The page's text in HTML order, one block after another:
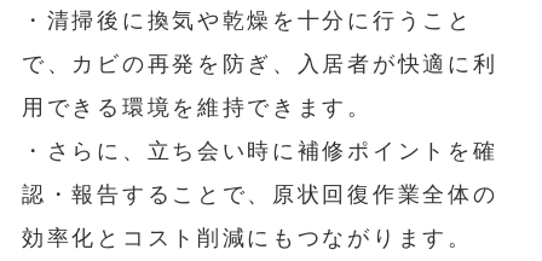
・清掃後に換気や乾燥を十分に行うこと
で、カビの再発を防ぎ、入居者が快適に利
用できる環境を維持できます。
・さらに、立ち会い時に補修ポイントを確
認・報告することで、原状回復作業全体の
効率化とコスト削減にもつながります。